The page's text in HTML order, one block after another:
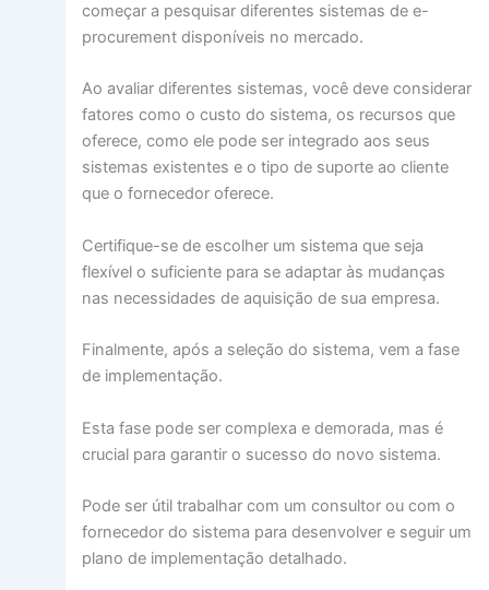
começar a pesquisar diferentes sistemas de e-
procurement disponíveis no mercado.
Ao avaliar diferentes sistemas, você deve considerar
fatores como o custo do sistema, os recursos que
oferece, como ele pode ser integrado aos seus
sistemas existentes e o tipo de suporte ao cliente
que o fornecedor oferece.
Certifique-se de escolher um sistema que seja
flexível o suficiente para se adaptar às mudanças
nas necessidades de aquisição de sua empresa.
Finalmente, após a seleção do sistema, vem a fase
de implementação.
Esta fase pode ser complexa e demorada, mas é
crucial para garantir o sucesso do novo sistema.
Pode ser útil trabalhar com um consultor ou com o
fornecedor do sistema para desenvolver e seguir um
plano de implementação detalhado.